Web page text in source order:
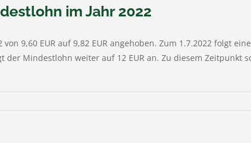
im Jahr 2022
9,60 EUR auf 9,82 EUR angehoben. Zum 1.7.2022 folgt
der Mindestlohn weiter auf 12 EUR an. Zu diesem Zeitpunkt